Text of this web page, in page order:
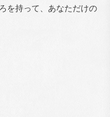
を持って、あなただけの